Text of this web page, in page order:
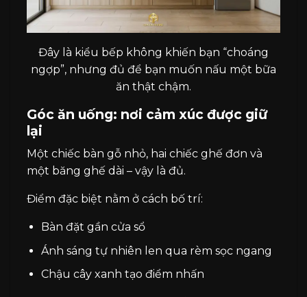
Đây là kiểu bếp không khiến bạn “choáng
ngợp”, nhưng đủ để bạn muốn nấu một bữa
ăn thật chậm.
Góc ăn uống: nơi cảm xúc được giữ
lại
Một chiếc bàn gỗ nhỏ, hai chiếc ghế đơn và
một băng ghế dài – vậy là đủ.
Điểm đặc biệt nằm ở cách bố trí:
Bàn đặt gần cửa sổ
Ánh sáng tự nhiên len qua rèm sọc ngang
Chậu cây xanh tạo điểm nhấn